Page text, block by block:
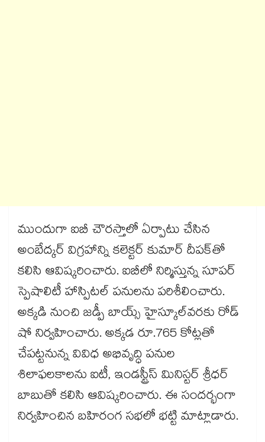
ముందుగా ఐబీ చౌరస్తాలో ఏర్పాటు చేసిన
అంబేద్కర్​ విగ్రహాన్ని కలెక్టర్ కుమార్​ దీపక్​తో
కలిసి ఆవిష్కరించారు. ఐబీలో నిర్మిస్తున్న సూపర్ ​
స్పెషాలిటీ హాస్పిటల్​ పనులను పరిశీలించారు.
అక్కడి నుంచి జడ్పీ బాయ్స్​ హైస్కూల్​వరకు రోడ్​
షో నిర్వహించారు. అక్కడ రూ.765 కోట్లతో
చేపట్టనున్న వివిధ అభివృద్ధి పనుల
శిలాఫలకాలను ఐటీ, ఇండస్ట్రీస్​ మినిస్టర్ శ్రీధర్​
బాబుతో కలిసి ఆవిష్కరించారు. ఈ సందర్భంగా
నిర్వహించిన బహిరంగ సభలో భట్టి మాట్లాడారు.